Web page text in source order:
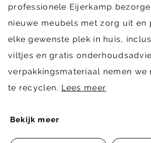
Bekijk meer
professionele Eijerkamp
nieuwe meubels met zorg uit en
elke gewenste plek in huis,
viltjes en gratis
verpakkingsmateriaal nemen we
te recyclen. Lees meer